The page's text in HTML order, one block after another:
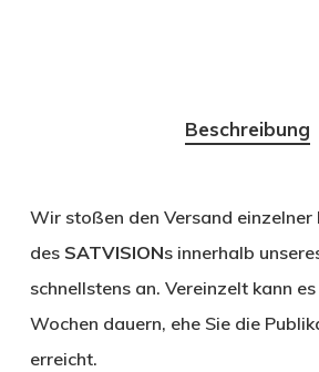
Beschreibung
Wir stoßen den Versand einzelner
des SATVISIONs innerhalb
schnellstens an. Vereinzelt kann
Wochen dauern, ehe Sie die
erreicht.